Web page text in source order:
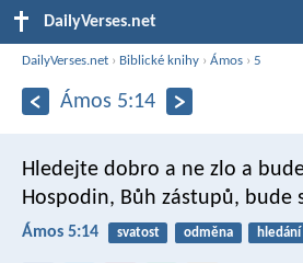
DailyVerses.net
DailyVerses.net › Biblické knihy ›Ámos ›5
Ámos 5:14
Hledejte dobro a ne zlo a
Hospodin, Bůh zástupů, bude
Ámos 5:14 svatost odměna hledání